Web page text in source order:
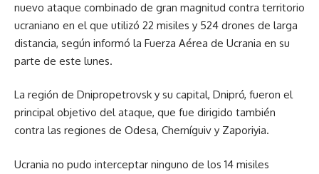
nuevo ataque combinado de gran magnitud contra territorio
ucraniano en el que utilizó 22 misiles y 524 drones de larga
distancia, según informó la Fuerza Aérea de Ucrania en su
parte de este lunes.
La región de Dnipropetrovsk y su capital, Dnipró, fueron el
principal objetivo del ataque, que fue dirigido también
contra las regiones de Odesa, Cherníguiv y Zaporiyia.
Ucrania no pudo interceptar ninguno de los 14 misiles